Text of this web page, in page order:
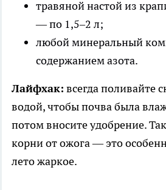
травяной настой из
— по 1,5–2 л;
любой минеральный
содержанием азота.
Лайфхак: всегда поливайте
водой, чтобы почва была
потом вносите удобрение.
корни от ожога — это
лето жаркое.